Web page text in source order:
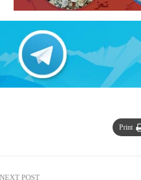
Print
NEXT POST